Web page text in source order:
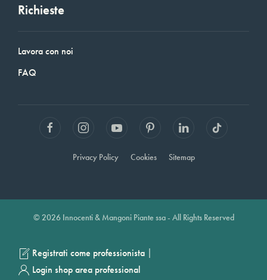
Richieste
Lavora con noi
FAQ
Privacy Policy Cookies Sitemap
© 2026 Innocenti & Mangoni Piante ssa - All Rights Reserved
Registrati come professionista |
Login shop area professional